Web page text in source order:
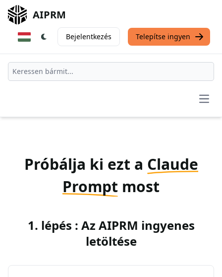
AIPRM
Bejelentkezés Telepítse ingyen
Próbálja ki ezt a Claude
Prompt most
1. lépés : Az AIPRM ingyenes
letöltése